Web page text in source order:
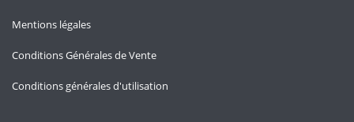
Mentions légales
Conditions Générales de Vente
Conditions générales d'utilisation